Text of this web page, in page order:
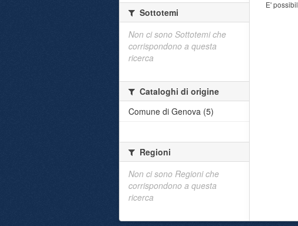
E'
Sottotemi
Non ci sono Sottotemi che
corrispondono a questa
ricerca
Cataloghi di origine
Comune di Genova (5)
Regioni
Non ci sono Regioni che
corrispondono a questa
ricerca